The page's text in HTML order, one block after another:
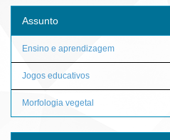
Assunto
Ensino e aprendizagem
Jogos educativos
Morfologia vegetal